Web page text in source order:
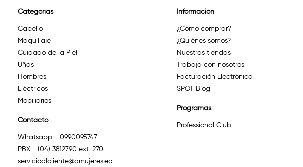
Categorías
Cabello
Maquillaje
Cuidado de la Piel
Uñas
Hombres
Eléctricos
Mobiliarios
Contacto
Whatsapp - 0990095747
PBX - (04) 3812790 ext. 270
servicioalcliente@dmujeres.ec
Información
¿Cómo comprar?
¿Quiénes somos?
Nuestras tiendas
Trabaja con nosotros
Facturación Electrónica
SPOT Blog
Programas
Professional Club